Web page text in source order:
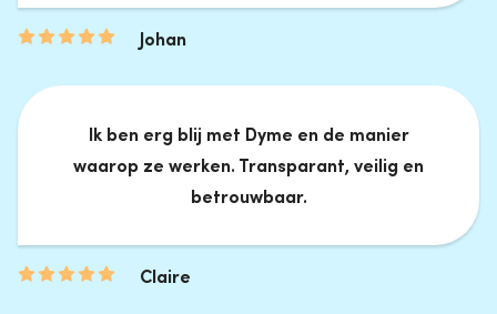
Johan
Ik ben erg blij met Dyme en de manier
waarop ze werken. Transparant, veilig en
betrouwbaar.
Claire